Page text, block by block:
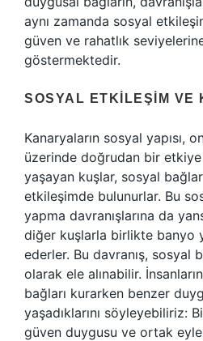
aynı zamanda sosyal
güven ve rahatlık
göstermektedir.
SOSYAL ETKILEŞIM VE
Kanaryaların sosyal yapısı,
üzerinde doğrudan bir
yaşayan kuşlar, sosyal
etkileşimde bulunurlar. Bu
yapma davranışlarına da
diğer kuşlarla birlikte banyo
ederler. Bu davranış, sosyal
olarak ele alınabilir.
bağları kurarken benzer
yaşadıklarını söyleyebiliriz:
güven duygusu ve ortak